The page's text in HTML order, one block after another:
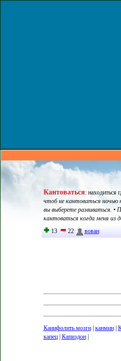
Кантоваться: находиться
чтоб не кантоваться ночью
вы выберете развиваться. •
кантоваться когда меня из
13
22 вован
Канифолить мозги| канмин|
капец| Капиздон|